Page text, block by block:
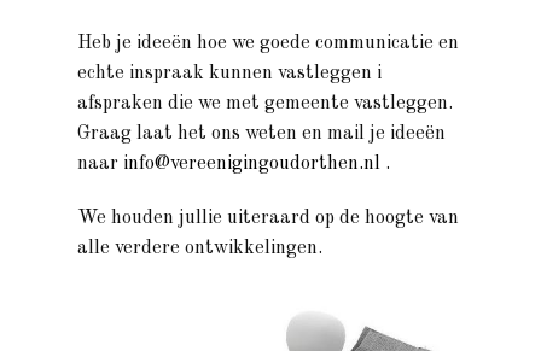
Heb je ideeën hoe we goede communicatie en
echte inspraak kunnen vastleggen i
afspraken die we met gemeente vastleggen.
Graag laat het ons weten en mail je ideeën
naar info@vereenigingoudorthen.nl .
We houden jullie uiteraard op de hoogte van
alle verdere ontwikkelingen.